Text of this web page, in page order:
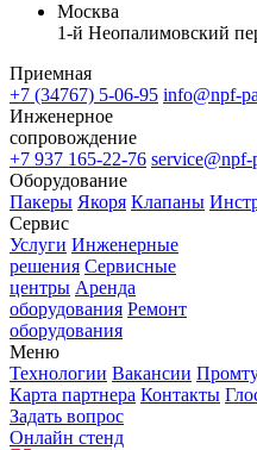
Москва
1-й Неопалимовский
Приемная
+7 (34767) 5-06-95 info@npf-
Инженерное
сопровождение
+7 937 165-22-76 service@npf-
Оборудование
Пакеры Якоря Клапаны
Сервис
Услуги Инженерные
решения Сервисные
центры Аренда
оборудования Ремонт
оборудования
Меню
Технологии Вакансии
Карта партнера Контакты
Задать вопрос
Онлайн стенд